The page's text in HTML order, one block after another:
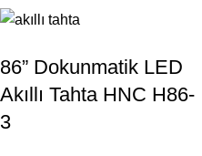
86” Dokunmatik LED
Akıllı Tahta HNC H86-
3